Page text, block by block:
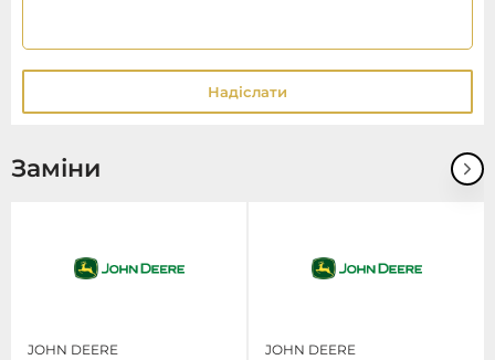
Надіслати
Заміни
JOHN DEERE
JOHN DEERE